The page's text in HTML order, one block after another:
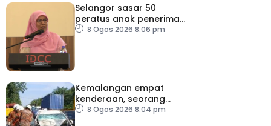
Selangor sasar 50
peratus anak penerima
bantuan JKM dapat
8 Ogos 2026 8:06 pm
Kemalangan empat
kenderaan, seorang
maut8 Ogos 2026 8:04 pm